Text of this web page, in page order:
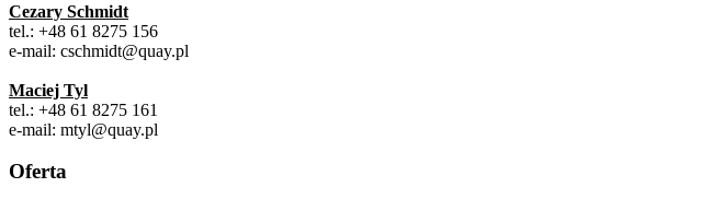
Cezary Schmidt
tel.: +48 61 8275 156
e-mail: cschmidt@quay.pl
Maciej Tyl
tel.: +48 61 8275 161
e-mail: mtyl@quay.pl
Oferta